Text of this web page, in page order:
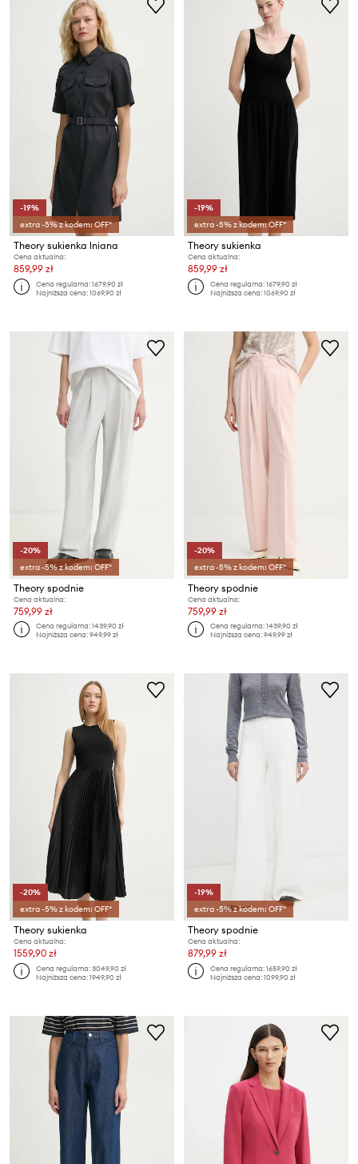
-19%
extra -5% z kodem: OFF*
Theory sukienka lniana
Cena aktualna:
859,99 zł
Cena regularna:1679,90 zł
Najniższa cena:1069,90 zł
-19%
extra -5% z kodem: OFF*
Theory sukienka
Cena aktualna:
859,99 zł
Cena regularna:1679,90 zł
Najniższa cena:1069,90 zł
-20%
extra -5% z kodem: OFF*
Theory spodnie
Cena aktualna:
759,99 zł
Cena regularna:1439,90 zł
Najniższa cena:949,99 zł
-20%
extra -5% z kodem: OFF*
Theory spodnie
Cena aktualna:
759,99 zł
Cena regularna:1439,90 zł
Najniższa cena:949,99 zł
-20%
extra -5% z kodem: OFF*
Theory sukienka
Cena aktualna:
1559,90 zł
Cena regularna:3049,90 zł
Najniższa cena:1949,90 zł
-19%
extra -5% z kodem: OFF*
Theory spodnie
Cena aktualna:
879,99 zł
Cena regularna:1659,90 zł
Najniższa cena:1099,90 zł